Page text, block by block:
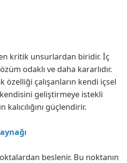
kritik unsurlardan biridir. İç
odaklı ve daha kararlıdır.
çalışanların kendi içsel
geliştirmeye istekli
güçlendirir.
beslenir. Bu noktanın